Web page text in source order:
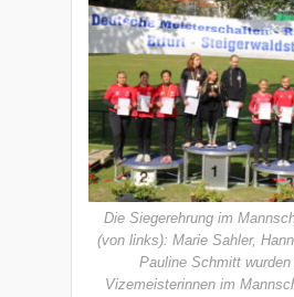
Die Siegerehrung im
(von links): Marie Sahler,
Pauline Schmitt
Vizemeisterinnen im